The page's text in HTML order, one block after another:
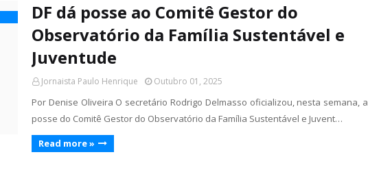
DF dá posse ao Comitê Gestor do
Observatório da Família Sustentável e
Juventude
Jornaista Paulo Henrique Outubro 01, 2025
Por Denise Oliveira O secretário Rodrigo Delmasso oficializou, nesta semana, a
posse do Comitê Gestor do Observatório da Família Sustentável e Juvent…
Read more »